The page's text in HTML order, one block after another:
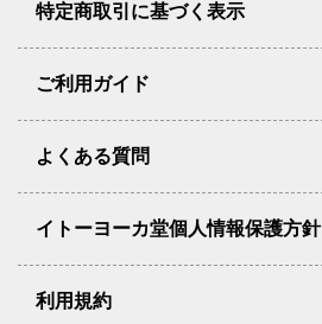
特定商取引に基づく表示
ご利用ガイド
よくある質問
イトーヨーカ堂個人情報保護方針
利用規約